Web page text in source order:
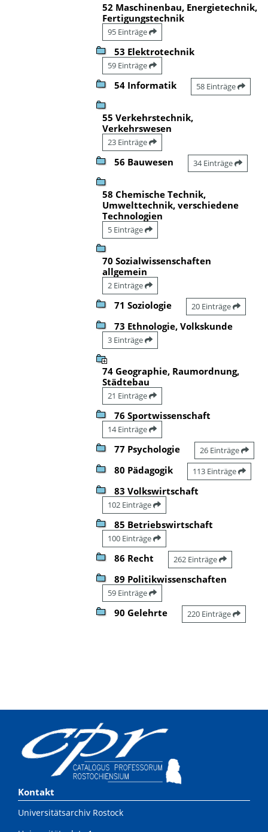
52 Maschinenbau, Energietechnik,
Fertigungstechnik
95 Einträge
53 Elektrotechnik
59 Einträge
54 Informatik 58 Einträge
55 Verkehrstechnik,
Verkehrswesen
23 Einträge
56 Bauwesen 34 Einträge
58 Chemische Technik,
Umwelttechnik, verschiedene
Technologien
5 Einträge
70 Sozialwissenschaften
allgemein
2 Einträge
71 Soziologie 20 Einträge
73 Ethnologie, Volkskunde
3 Einträge
74 Geographie, Raumordnung,
Städtebau
21 Einträge
76 Sportwissenschaft
14 Einträge
77 Psychologie 26 Einträge
80 Pädagogik 113 Einträge
83 Volkswirtschaft
102 Einträge
85 Betriebswirtschaft
100 Einträge
86 Recht 262 Einträge
89 Politikwissenschaften
59 Einträge
90 Gelehrte 220 Einträge
Kontakt
Universitätsarchiv Rostock